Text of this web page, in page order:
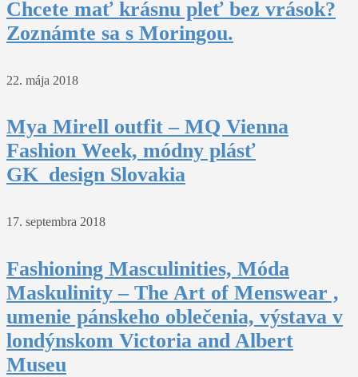
Chcete mať krásnu pleť bez vrások?
Zoznámte sa s Moringou.
22. mája 2018
Mya Mirell outfit – MQ Vienna
Fashion Week, módny plásť
GK_design Slovakia
17. septembra 2018
Fashioning Masculinities, Móda
Maskulinity – The Art of Menswear ,
umenie pánskeho oblečenia, výstava v
londýnskom Victoria and Albert
Museu